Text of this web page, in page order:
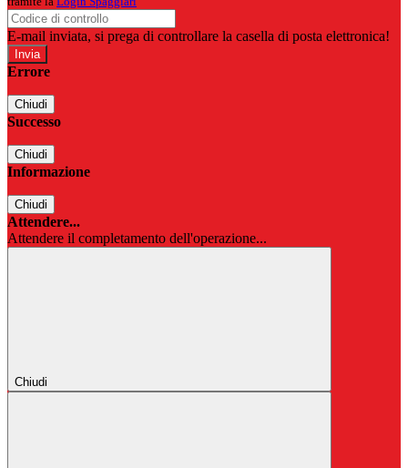
E-mail inviata, si prega di controllare la casella di posta elettronica!
Errore
Chiudi
Successo
Chiudi
Informazione
Chiudi
Attendere...
Attendere il completamento dell'operazione...
Chiudi